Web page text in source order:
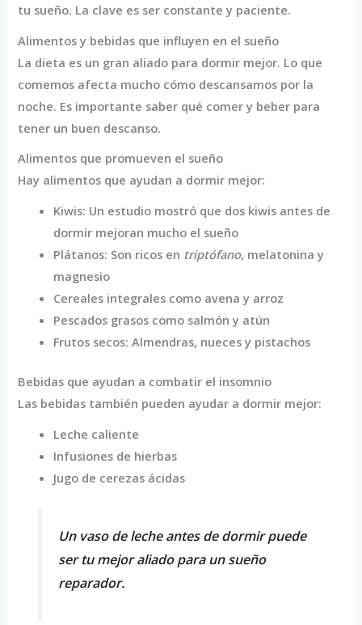
tu sueño. La clave es ser constante y paciente.
Alimentos y bebidas que influyen en el sueño
La dieta es un gran aliado para dormir mejor. Lo que
comemos afecta mucho cómo descansamos por la
noche. Es importante saber qué comer y beber para
tener un buen descanso.
Alimentos que promueven el sueño
Hay alimentos que ayudan a dormir mejor:
Kiwis: Un estudio mostró que dos kiwis antes de
dormir mejoran mucho el sueño
Plátanos: Son ricos en triptófano, melatonina y
magnesio
Cereales integrales como avena y arroz
Pescados grasos como salmón y atún
Frutos secos: Almendras, nueces y pistachos
Bebidas que ayudan a combatir el insomnio
Las bebidas también pueden ayudar a dormir mejor:
Leche caliente
Infusiones de hierbas
Jugo de cerezas ácidas
Un vaso de leche antes de dormir puede
ser tu mejor aliado para un sueño
reparador.